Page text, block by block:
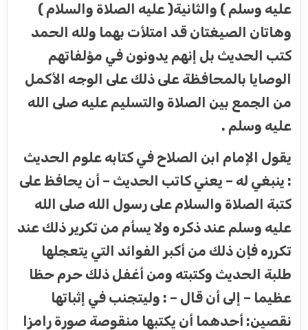
عليه وسلم ) والثانية( عليه الصلاة والسلام )
وهاتان الصيغتان قد امتلأت بهما ولله الحمد
كتب الحديث بل إنهم يدونون في مؤلفاتهم
الوصايا بالمحافظة على ذلك على الوجه الأكمل
من الجمع بين الصلاة والتسليم عليه صلى الله
عليه وسلم .
يقول الإمام ابن الصلاح في كتابه علوم الحديث
: ينبغي له – يعني كاتب الحديث – أن يحافظ على
كتبة الصلاة والسلام على رسول الله صلى الله
عليه وسلم عند ذكره ولا يسأم من تكرير ذلك عند
تكرره فإن ذلك من أكبر الفوائد التي يتعجلها
طلبة الحديث وكتبته ومن أغفل ذلك حرم حظا
عظيما – إلى أن قال – : وليتجنب في إثباتها
نقصين: أحدهما أن يكتبها منقوصة صورة رامزا